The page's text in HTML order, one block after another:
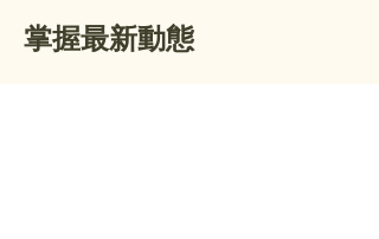
掌握最新動態